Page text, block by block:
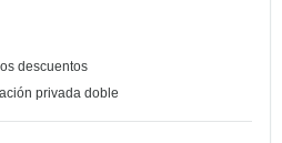
descuentos
privada doble